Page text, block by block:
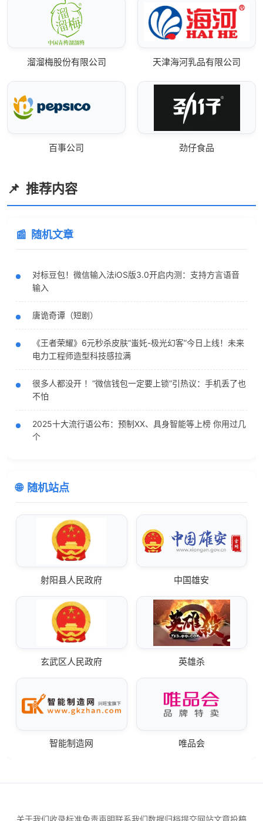
溜溜梅股份有限公司 天津海河乳品有限公司
百事公司 劲仔食品
推荐内容
随机文章
对标豆包！微信输入法iOS版3.0开启内测：支持方言语音
输入
唐诡奇谭（短剧）
《王者荣耀》6元秒杀皮肤“蚩奼-极光幻客”今日上线！未来
电力工程师造型科技感拉满
很多人都没开 ！“微信钱包一定要上锁”引热议：手机丢了也
不怕
2025十大流行语公布：预制XX、具身智能等上榜 你用过几
个
随机站点
射阳县人民政府 中国雄安
玄武区人民政府 英雄杀
智能制造网 唯品会